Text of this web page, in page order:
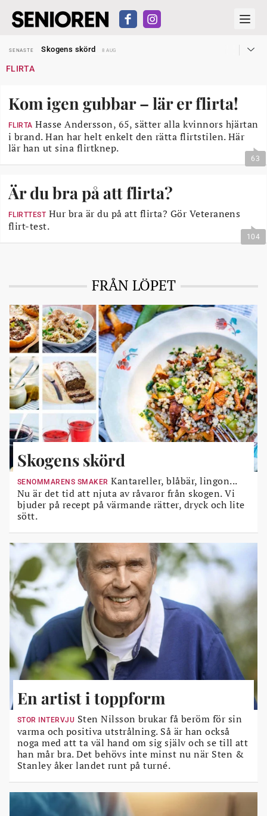
SENASTE
Skogens skörd
8 AUG
SENASTE
SENASTE
Snart kan telefonförsäljning förbjudas i Sverige
29 JUL
SENASTE
Hyror rusar ifrån äldres bostadstillägg
28 JUL
SENASTE
Skogens skörd
FLIRTA
Kom igen gubbar – lär er flirta!
FLIRTA Hasse Andersson, 65, sätter alla kvinnors hjärtan
i brand. Han har helt enkelt den rätta flirtstilen. Här
lär han ut sina flirtknep.
63
Är du bra på att flirta?
FLIRTTEST Hur bra är du på att flirta? Gör Veteranens
flirt-test.
104
FRÅN LÖPET
Skogens skörd
SENOMMARENS SMAKER Kantareller, blåbär, lingon...
Nu är det tid att njuta av råvaror från skogen. Vi
bjuder på recept på värmande rätter, dryck och lite
sött.
En artist i toppform
STOR INTERVJU Sten Nilsson brukar få beröm för sin
varma och positiva utstrålning. Så är han också
noga med att ta väl hand om sig själv och se till att
han mår bra. Det behövs inte minst nu när Sten &
Stanley åker landet runt på turné.